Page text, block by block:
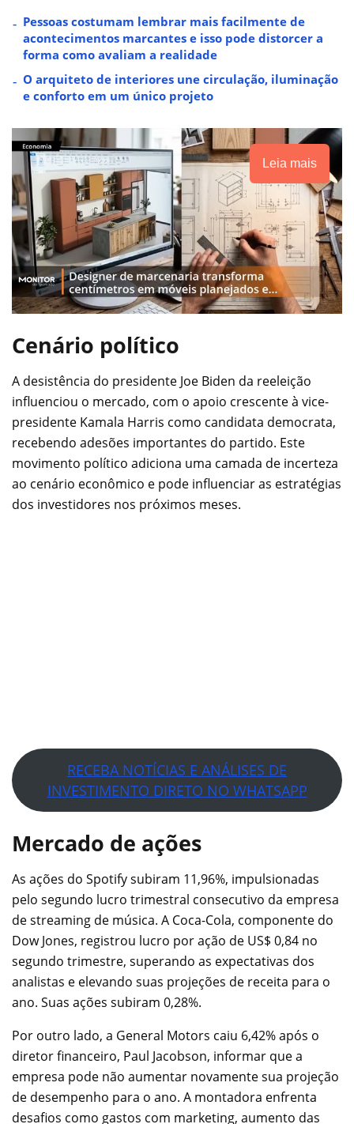
Pessoas costumam lembrar mais facilmente de
acontecimentos marcantes e isso pode distorcer a
forma como avaliam a realidade
O arquiteto de interiores une circulação, iluminação
e conforto em um único projeto
Leia mais
Cenário político
A desistência do presidente Joe Biden da reeleição
influenciou o mercado, com o apoio crescente à vice-
presidente Kamala Harris como candidata democrata,
recebendo adesões importantes do partido. Este
movimento político adiciona uma camada de incerteza
ao cenário econômico e pode influenciar as estratégias
dos investidores nos próximos meses.
RECEBA NOTÍCIAS E ANÁLISES DE
INVESTIMENTO DIRETO NO WHATSAPP
Mercado de ações
As ações do Spotify subiram 11,96%, impulsionadas
pelo segundo lucro trimestral consecutivo da empresa
de streaming de música. A Coca-Cola, componente do
Dow Jones, registrou lucro por ação de US$ 0,84 no
segundo trimestre, superando as expectativas dos
analistas e elevando suas projeções de receita para o
ano. Suas ações subiram 0,28%.
Por outro lado, a General Motors caiu 6,42% após o
diretor financeiro, Paul Jacobson, informar que a
empresa pode não aumentar novamente sua projeção
de desempenho para o ano. A montadora enfrenta
desafios como gastos com marketing, aumento das